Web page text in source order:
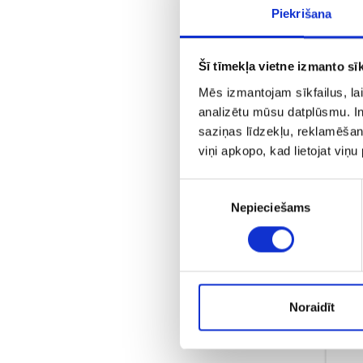
Piekrišana
Šī tīmekļa vietne izmanto
Mēs izmantojam sīkfailus,
analizētu mūsu datplūsmu.
saziņas līdzekļu,
viņi apkopo, kad lietojat viņu
Nepieciešams
Noraidīt